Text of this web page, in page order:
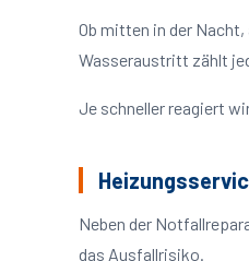
Ob mitten in der Nacht,
Wasseraustritt zählt
Je schneller reagiert
Neben der
das Ausfallrisiko.